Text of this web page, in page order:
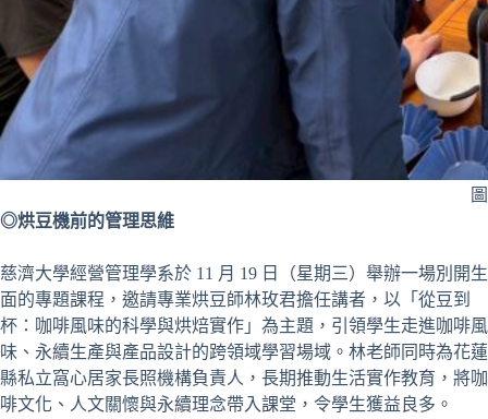
◎烘豆機前的管理思維
慈濟大學經營管理學系於 11 月 19 日（星期三）舉辦一場別開生
面的專題課程，邀請專業烘豆師林玫君擔任講者，以「從豆到
杯：咖啡風味的科學與烘焙實作」為主題，引領學生走進咖啡風
味、永續生產與產品設計的跨領域學習場域。林老師同時為花蓮
縣私立窩心居家長照機構負責人，長期推動生活實作教育，將咖
啡文化、人文關懷與永續理念帶入課堂，令學生獲益良多。